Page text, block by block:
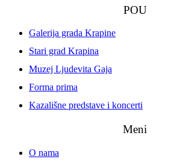
POU
Galerija grada Krapine
Stari grad Krapina
Muzej Ljudevita Gaja
Forma prima
Kazališne predstave i koncerti
Meni
O nama